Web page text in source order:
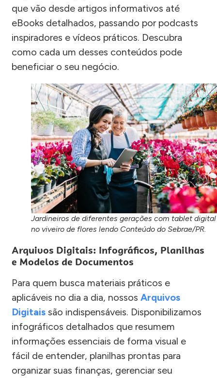
que vão desde artigos informativos até
eBooks detalhados, passando por podcasts
inspiradores e vídeos práticos. Descubra
como cada um desses conteúdos pode
beneficiar o seu negócio.
Jardineiros de diferentes gerações com tablet digital
no viveiro de flores lendo Conteúdo do Sebrae/PR.
Arquivos Digitais: Infográficos, Planilhas
e Modelos de Documentos
Para quem busca materiais práticos e
aplicáveis no dia a dia, nossos Arquivos
Digitais são indispensáveis. Disponibilizamos
infográficos detalhados que resumem
informações essenciais de forma visual e
fácil de entender, planilhas prontas para
organizar suas finanças, gerenciar seu